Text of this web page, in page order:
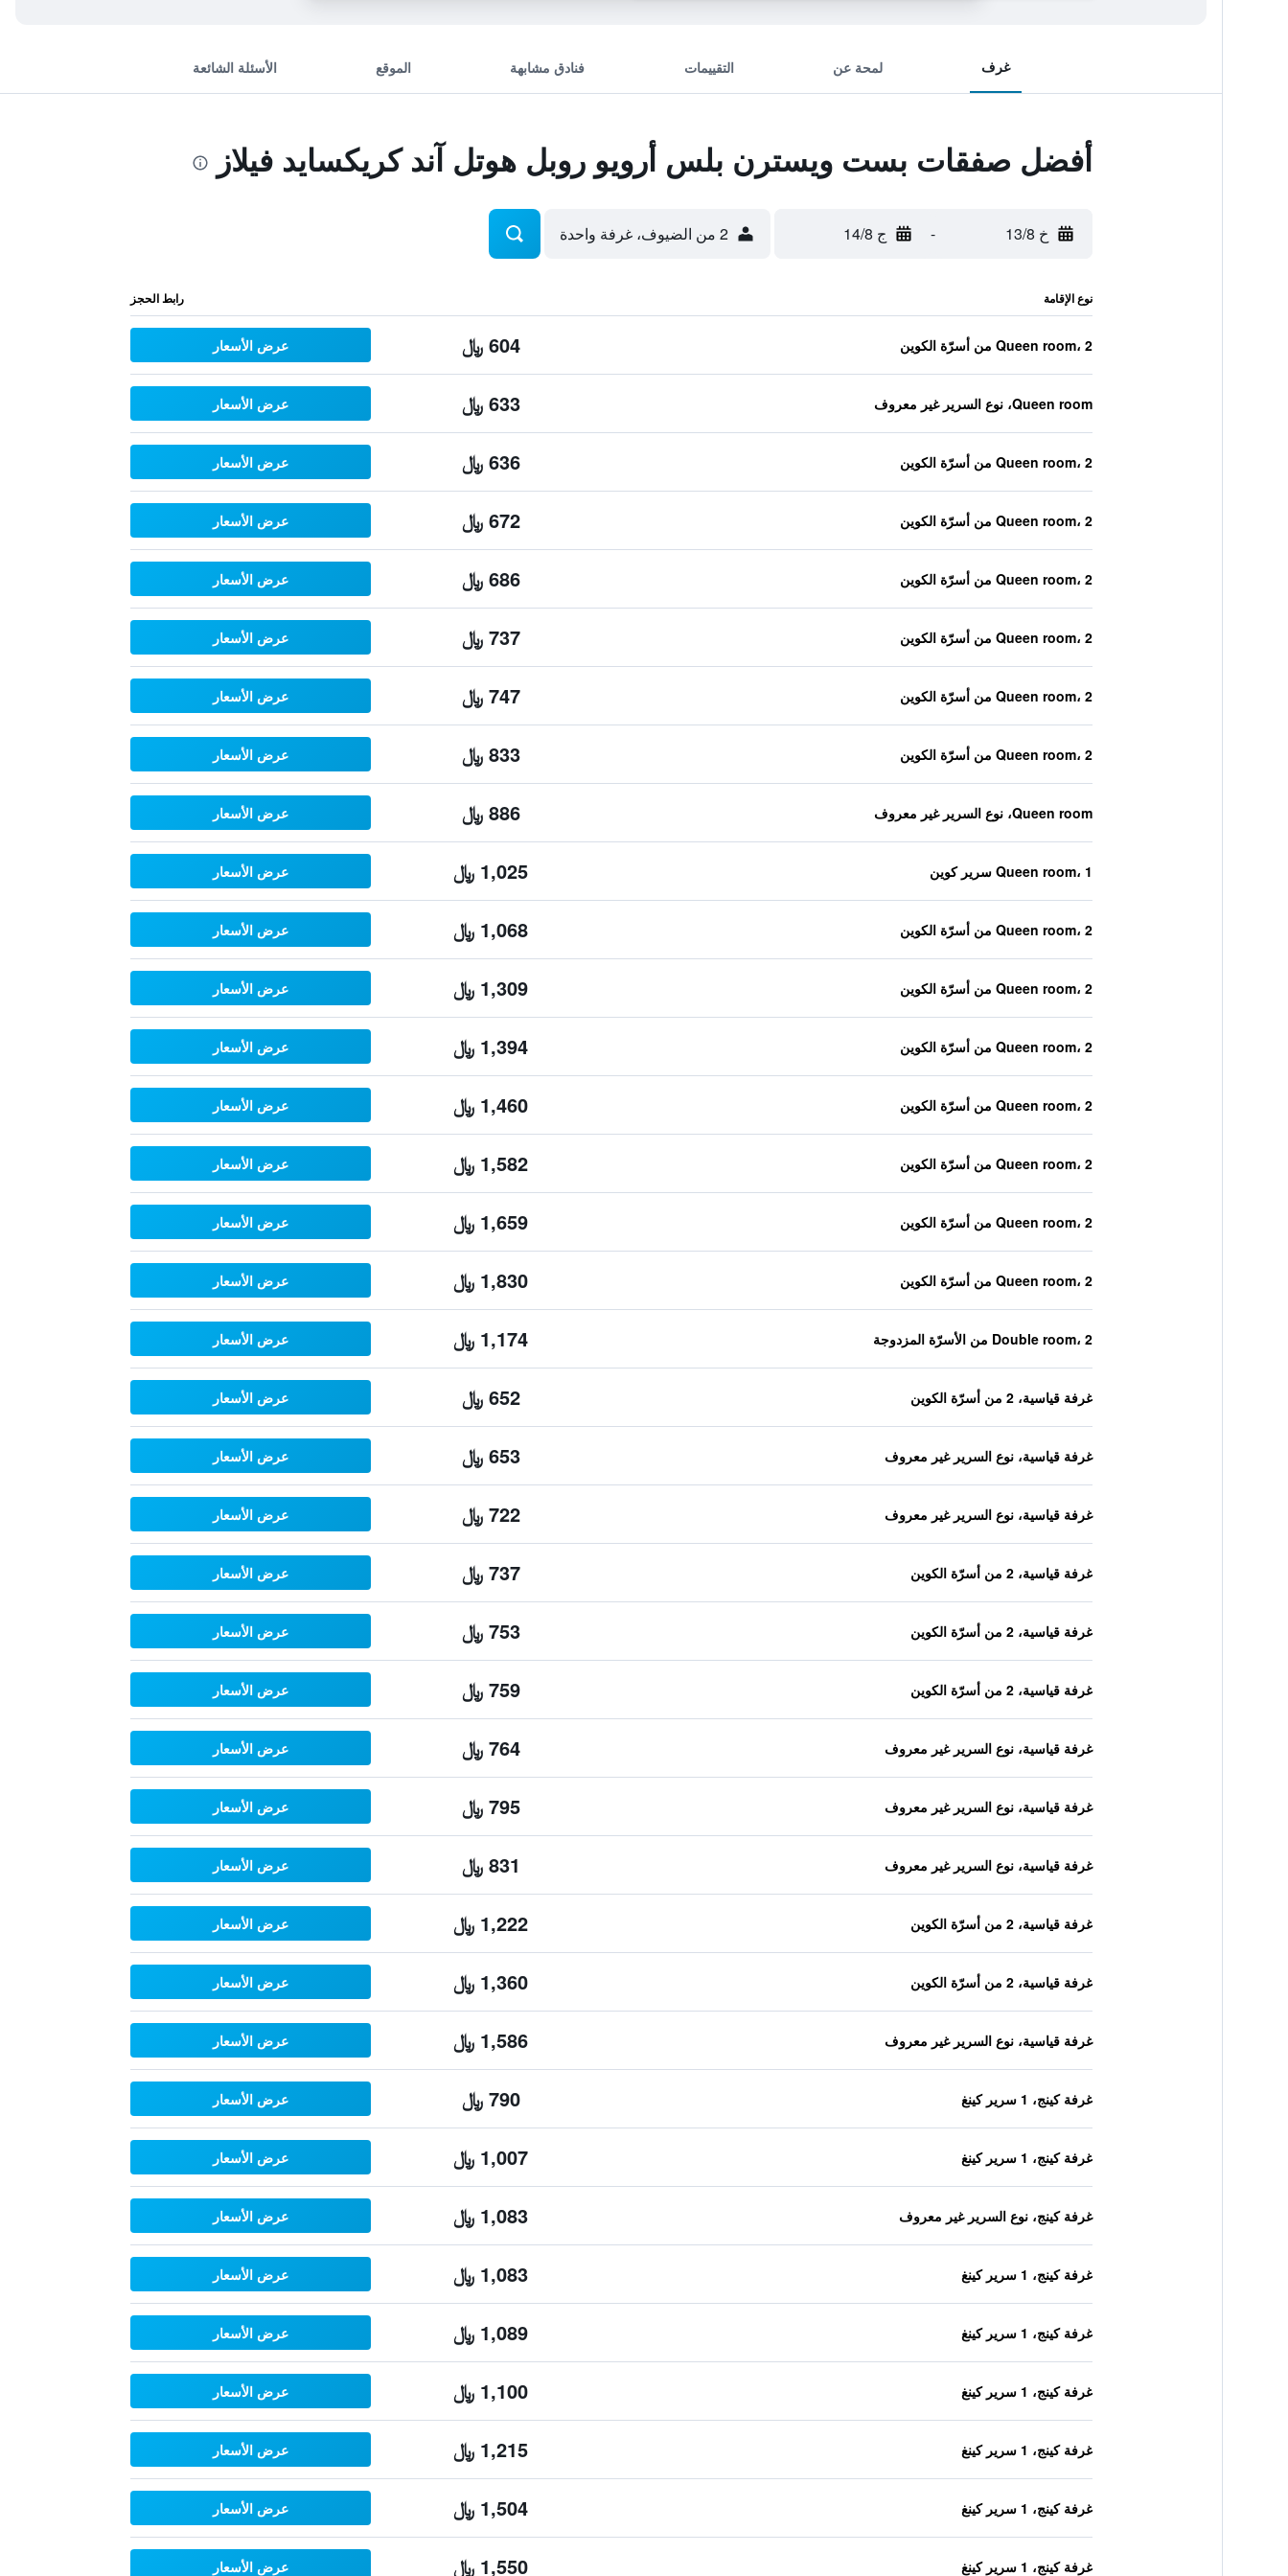
غرف لمحة عن التقييمات فنادق مشابهة الموقع الأسئلة الشائعة
أفضل صفقات بست ويسترن بلس أرويو روبل هوتل آند كريكسايد فيلاز
خ 13/8 - ج 14/8 2 من الضيوف، غرفة واحدة
نوع الإقامة رابط الحجز
Queen room، 2 من أسرّة الكوين 604 ﷼ عرض الأسعار
Queen room، نوع السرير غير معروف 633 ﷼ عرض الأسعار
Queen room، 2 من أسرّة الكوين 636 ﷼ عرض الأسعار
Queen room، 2 من أسرّة الكوين 672 ﷼ عرض الأسعار
Queen room، 2 من أسرّة الكوين 686 ﷼ عرض الأسعار
Queen room، 2 من أسرّة الكوين 737 ﷼ عرض الأسعار
Queen room، 2 من أسرّة الكوين 747 ﷼ عرض الأسعار
Queen room، 2 من أسرّة الكوين 833 ﷼ عرض الأسعار
Queen room، نوع السرير غير معروف 886 ﷼ عرض الأسعار
Queen room، 1 سرير كوين 1,025 ﷼ عرض الأسعار
Queen room، 2 من أسرّة الكوين 1,068 ﷼ عرض الأسعار
Queen room، 2 من أسرّة الكوين 1,309 ﷼ عرض الأسعار
Queen room، 2 من أسرّة الكوين 1,394 ﷼ عرض الأسعار
Queen room، 2 من أسرّة الكوين 1,460 ﷼ عرض الأسعار
Queen room، 2 من أسرّة الكوين 1,582 ﷼ عرض الأسعار
Queen room، 2 من أسرّة الكوين 1,659 ﷼ عرض الأسعار
Queen room، 2 من أسرّة الكوين 1,830 ﷼ عرض الأسعار
Double room، 2 من الأسرّة المزدوجة 1,174 ﷼ عرض الأسعار
غرفة قياسية، 2 من أسرّة الكوين 652 ﷼ عرض الأسعار
غرفة قياسية، نوع السرير غير معروف 653 ﷼ عرض الأسعار
غرفة قياسية، نوع السرير غير معروف 722 ﷼ عرض الأسعار
غرفة قياسية، 2 من أسرّة الكوين 737 ﷼ عرض الأسعار
غرفة قياسية، 2 من أسرّة الكوين 753 ﷼ عرض الأسعار
غرفة قياسية، 2 من أسرّة الكوين 759 ﷼ عرض الأسعار
غرفة قياسية، نوع السرير غير معروف 764 ﷼ عرض الأسعار
غرفة قياسية، نوع السرير غير معروف 795 ﷼ عرض الأسعار
غرفة قياسية، نوع السرير غير معروف 831 ﷼ عرض الأسعار
غرفة قياسية، 2 من أسرّة الكوين 1,222 ﷼ عرض الأسعار
غرفة قياسية، 2 من أسرّة الكوين 1,360 ﷼ عرض الأسعار
غرفة قياسية، نوع السرير غير معروف 1,586 ﷼ عرض الأسعار
غرفة كينج، 1 سرير كينغ 790 ﷼ عرض الأسعار
غرفة كينج، 1 سرير كينغ 1,007 ﷼ عرض الأسعار
غرفة كينج، نوع السرير غير معروف 1,083 ﷼ عرض الأسعار
غرفة كينج، 1 سرير كينغ 1,083 ﷼ عرض الأسعار
غرفة كينج، 1 سرير كينغ 1,089 ﷼ عرض الأسعار
غرفة كينج، 1 سرير كينغ 1,100 ﷼ عرض الأسعار
غرفة كينج، 1 سرير كينغ 1,215 ﷼ عرض الأسعار
غرفة كينج، 1 سرير كينغ 1,504 ﷼ عرض الأسعار
غرفة كينج، 1 سرير كينغ 1,550 ﷼ عرض الأسعار